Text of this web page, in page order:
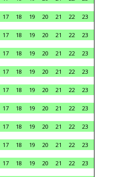
17 18 19 20 21 22
23
17 18 19 20 21 22
23
17 18 19 20 21 22
23
17 18 19 20 21 22
23
17 18 19 20 21 22
23
17 18 19 20 21 22
23
17 18 19 20 21 22
23
17 18 19 20 21 22
23
17 18 19 20 21 22
23